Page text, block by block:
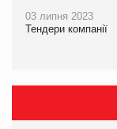
03 липня 2023
Тендери компанії